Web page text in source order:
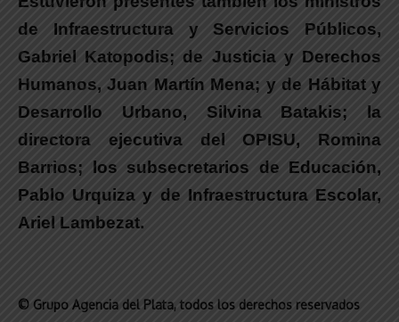
de Infraestructura y Servicios Públicos,
Gabriel Katopodis; de Justicia y Derechos
Humanos, Juan Martín Mena; y de Hábitat y
Desarrollo Urbano, Silvina Batakis; la
directora ejecutiva del OPISU, Romina
Barrios; los subsecretarios de Educación,
Pablo Urquiza y de Infraestructura Escolar,
Ariel Lambezat.
© Grupo Agencia del Plata, todos los derechos reservados